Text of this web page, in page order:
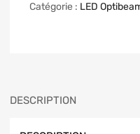
Catégorie : LED
DESCRIPTION